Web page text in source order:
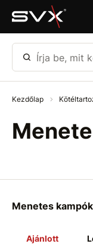
Ugrás az oldal fő
Írja be, mit
Kezdőlap
Ajánlott
Menetes kampók